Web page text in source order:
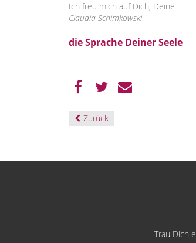
Ich freu mich auf Dich, Deine
Claudia Schimkowski
die Sprache Deiner Seele
Zurück
Trau Dich